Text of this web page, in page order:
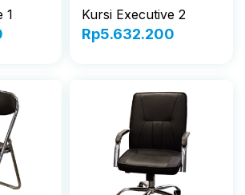
1 Kursi Executive 2
Rp5.632.200